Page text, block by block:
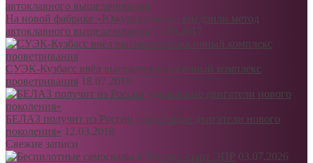
На новой фабрике «Южуралзолото» внедрили метод
автоклавного выщелачивания 17.09.2017
СУЭК-Кузбасс ввёл высокотехнологичный комплекс
проветривания 18.07.2019
БЕЛАЗ получит из России «дизельные двигатели нового
поколения» 12.03.2018
Свежие записи
03.07.2026